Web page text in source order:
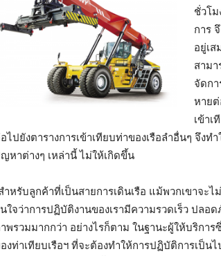
ชั่วโ
การ
อยู่เ
สาม
จัดก
หายต่
เข้า
ไปยังตารางการเข้าเทียบท่าของเรือลำอื่นๆ จึง
หาต่างๆ เหล่านี้ ไม่ให้เกิดขึ้น
ำหรับลูกค้าที่เป็นสายการเดินเรือ แม้พวกเขาจะ
ใจว่าการปฏิบัติงานของเรามีความรวดเร็ว ปล
พรวมมากกว่า อย่างไรก็ตาม ในฐานะผู้ให้บริกา
งท่าเทียบเรือฯ ที่จะต้องทำให้การปฏิบัติการเป็น